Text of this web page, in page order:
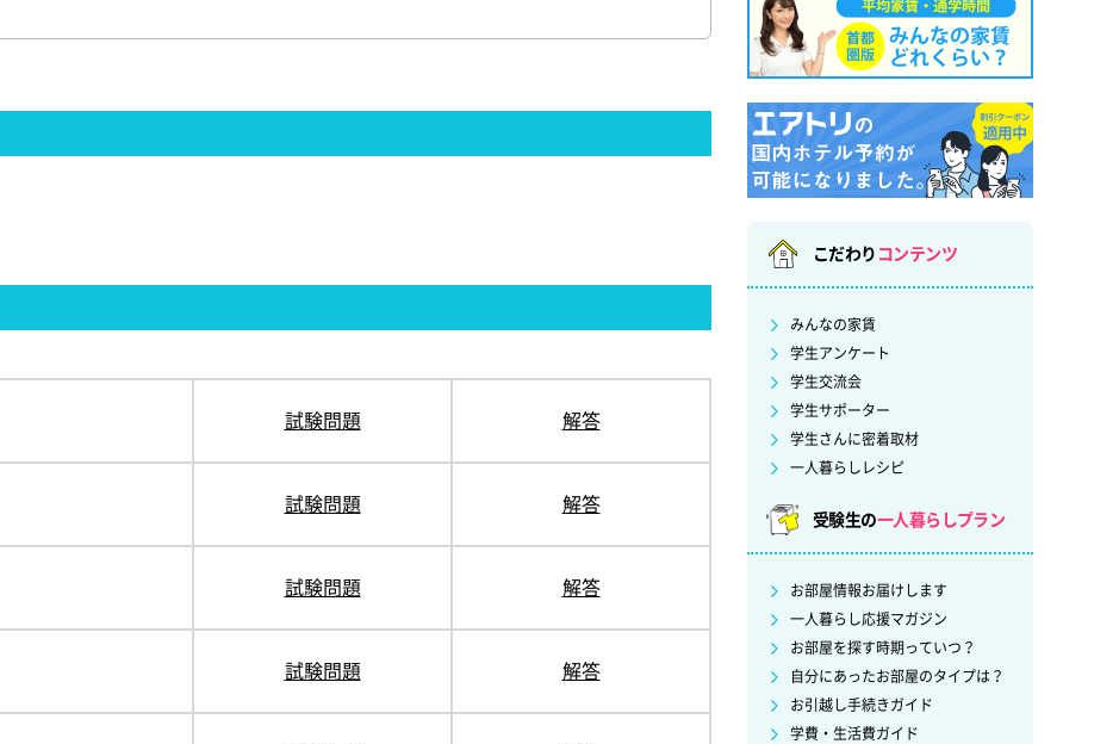
試験問題 解答
試験問題 解答
試験問題 解答
試験問題 解答
こだわり コンテンツ
みんなの家賃
学生アンケート
学生交流会
学生サポーター
学生さんに密着取材
一人暮らしレシピ
受験生の一人暮らしプラン
お部屋情報お届けします
一人暮らし応援マガジン
お部屋を探す時期っていつ？
自分にあったお部屋のタイプは？
お引越し手続きガイド
学費・生活費ガイド